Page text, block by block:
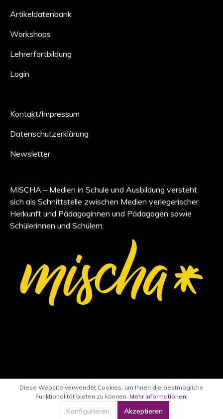
Artikeldatenbank
Workshops
Lehrerfortbildung
Login
Kontakt/Impressum
Datenschutzerklärung
Newsletter
MISCHA – Medien in Schule und Ausbildung versteht
sich als Schnittstelle zwischen Medien verlegerischer
Herkunft und Pädagoginnen und Pädagogen sowie
Schülerinnen und Schülern.
Diese Website verwendet Cookies, um Ihnen die bestmögliche
Funktionalität bieten zu können. Mehr Informationen.
Konfigurieren Akzeptieren